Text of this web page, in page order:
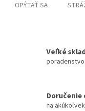
OPÝTAŤ SA
Veľké
Doručenie
na